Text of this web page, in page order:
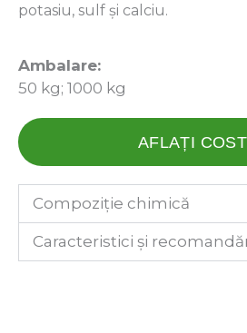
potasiu, sulf și calciu.
Ambalare:
50 kg; 1000 kg
AFLAȚI
Compoziție chimică
Caracteristici și